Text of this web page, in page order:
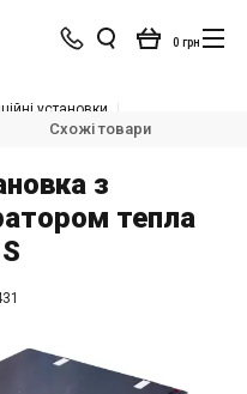
0 грн
установки
тепла
Схожі товари
з
тепла